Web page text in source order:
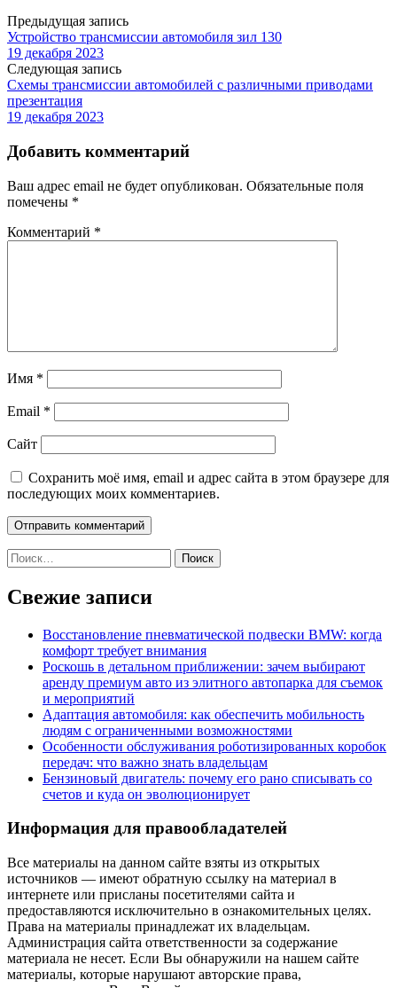
Предыдущая запись
Устройство трансмиссии автомобиля зил 130
19 декабря 2023
Следующая запись
Схемы трансмиссии автомобилей с различными приводами
презентация
19 декабря 2023
Добавить комментарий
Ваш адрес email не будет опубликован. Обязательные поля
помечены *
Комментарий *
Имя *
Email *
Сайт
Сохранить моё имя, email и адрес сайта в этом браузере для
последующих моих комментариев.
Найти:
Свежие записи
Восстановление пневматической подвески BMW: когда
комфорт требует внимания
Роскошь в детальном приближении: зачем выбирают
аренду премиум авто из элитного автопарка для съемок
и мероприятий
Адаптация автомобиля: как обеспечить мобильность
людям с ограниченными возможностями
Особенности обслуживания роботизированных коробок
передач: что важно знать владельцам
Бензиновый двигатель: почему его рано списывать со
счетов и куда он эволюционирует
Информация для правообладателей
Все материалы на данном сайте взяты из открытых
источников — имеют обратную ссылку на материал в
интернете или присланы посетителями сайта и
предоставляются исключительно в ознакомительных целях.
Права на материалы принадлежат их владельцам.
Администрация сайта ответственности за содержание
материала не несет. Если Вы обнаружили на нашем сайте
материалы, которые нарушают авторские права,